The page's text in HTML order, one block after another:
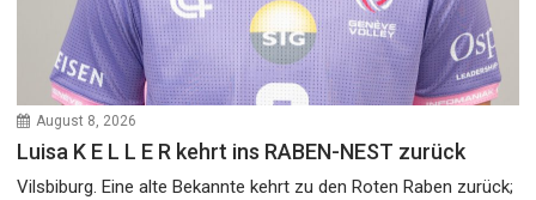
August 8, 2026
Luisa K E L L E R kehrt ins RABEN-NEST zurück
Vilsbiburg. Eine alte Bekannte kehrt zu den Roten Raben zurück;